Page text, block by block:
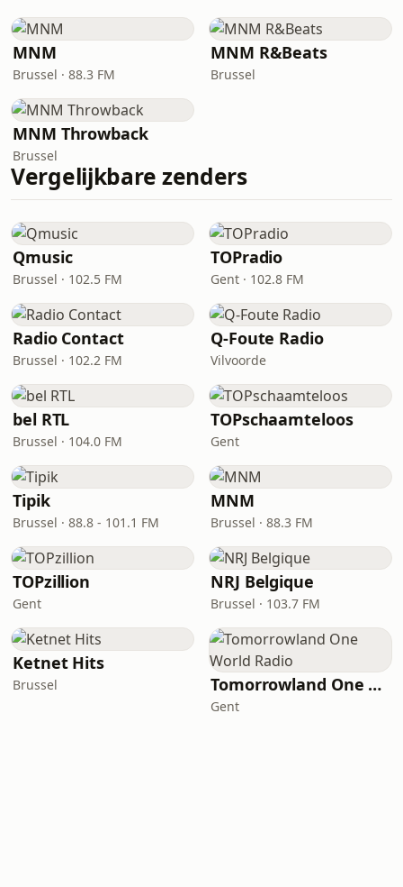
MNM
Brussel · 88.3 FM
MNM R&Beats
Brussel
MNM Throwback
Brussel
Vergelijkbare zenders
Qmusic
Brussel · 102.5 FM
TOPradio
Gent · 102.8 FM
Radio Contact
Brussel · 102.2 FM
Q-Foute Radio
Vilvoorde
bel RTL
Brussel · 104.0 FM
TOPschaamteloos
Gent
Tipik
Brussel · 88.8 - 101.1 FM
MNM
Brussel · 88.3 FM
TOPzillion
Gent
NRJ Belgique
Brussel · 103.7 FM
Ketnet Hits
Brussel Tomorrowland One World Radio
Gent